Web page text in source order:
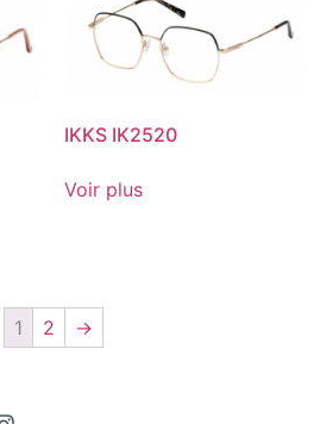
IKKS IK2520
Voir plus
1 2 →